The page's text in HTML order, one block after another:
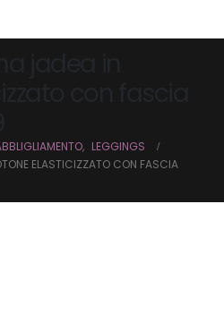
, LEGGINGS
ELASTICIZZATO CON FASCIA